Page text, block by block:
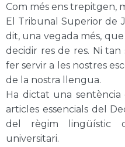
Com més ens trepitgen,
El Tribunal Superior de
dit, una vegada més,
decidir res de res. Ni
fer servir a les nostres
de la nostra llengua.
Ha dictat una sentència
articles essencials del
del règim lingüístic
universitari.